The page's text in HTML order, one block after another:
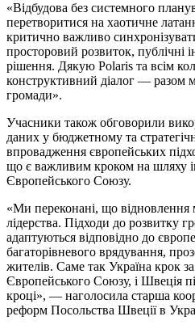
«Відбудова без системного
перетворитися на хаотичне
критично важливо
просторовий розвиток, публічні
рішення. Дякую Polaris та всім
конструктивний діалог — разом
громади».
Учасники також обговорили
даних у бюджетному та
впровадження європейських
що є важливим кроком на шляху
Європейського Союзу.
«Ми переконані, що відновлення
лідерства. Підходи до розвитку
адаптуються відповідно до
багаторівневого врядування,
жителів. Саме так Україна крок
Європейського Союзу, і Швеція
кроці», — наголосила старша
реформ Посольства Швеції в